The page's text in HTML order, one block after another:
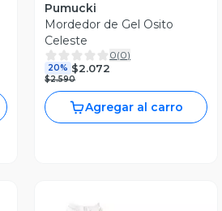
Pumucki
Mordedor de Gel Osito
Celeste
0(0)
20% $2.072
$2.590
Agregar al carro